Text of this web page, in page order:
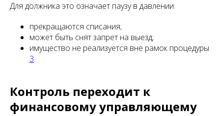
Для должника это означает паузу в давлении:
прекращаются списания;
может быть снят запрет на выезд;
имущество не реализуется вне рамок процедуры
3.
Контроль переходит к
финансовому управляющему